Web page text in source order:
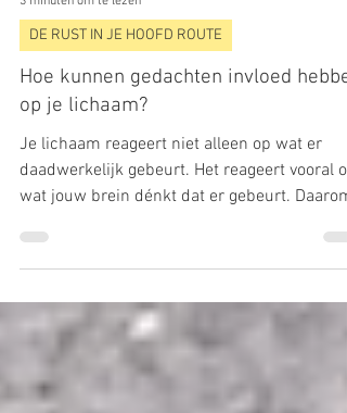
3 minuten om te lezen
DE RUST IN JE HOOFD ROUTE
Hoe kunnen gedachten invloed
op je lichaam?
daadwerkelijk gebeurt. Het reageert vooral op
wat jouw brein dénkt dat er gebeurt. Daarom
laten kloppen, terwijl één gedachte van
veiligheid je hele lichaam kan laten
ontspannen. Dat betekent niet dat je met
gedachten alles kunt sturen. Ons lichaam